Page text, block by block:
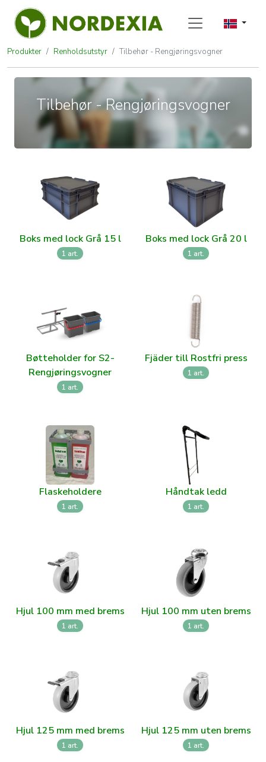
Produkter Renholdsutstyr Tilbehør - Rengjøringsvogner
Tilbehør - Rengjøringsvogner
Boks med lock Grå 15 l
1 art.
Boks med lock Grå 20 l
1 art.
Bøtteholder for S2-
Rengjøringsvogner
1 art.
Fjäder till Rostfri press
1 art.
Flaskeholdere
1 art.
Håndtak ledd
1 art.
Hjul 100 mm med brems
1 art.
Hjul 100 mm uten brems
1 art.
Hjul 125 mm med brems
1 art.
Hjul 125 mm uten brems
1 art.